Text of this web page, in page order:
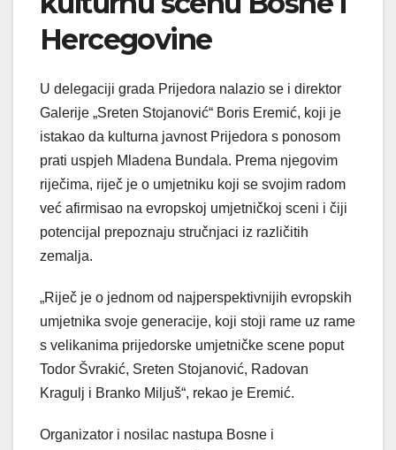
Hercegovine
U delegaciji grada Prijedora nalazio se i direktor
Galerije „Sreten Stojanović“ Boris Eremić, koji je
istakao da kulturna javnost Prijedora s ponosom
prati uspjeh Mladena Bundala. Prema njegovim
riječima, riječ je o umjetniku koji se svojim radom
već afirmisao na evropskoj umjetničkoj sceni i čiji
potencijal prepoznaju stručnjaci iz različitih
zemalja.
„Riječ je o jednom od najperspektivnijih evropskih
umjetnika svoje generacije, koji stoji rame uz rame
s velikanima prijedorske umjetničke scene poput
Todor Švrakić, Sreten Stojanović, Radovan
Kragulj i Branko Miljuš“, rekao je Eremić.
Organizator i nosilac nastupa Bosne i